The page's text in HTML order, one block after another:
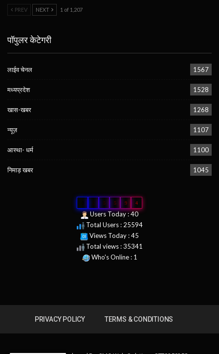
PREV NEXT 1 of 1,207
पॉपुलर केटेगरी
लाईव चेनल 1567
मध्यप्रदेश 1528
खास-खबर 1268
न्यूज़ 1107
आस्था- धर्म 1100
निमाड़ खबर 1045
5 5 9 4
Users Today : 40
Total Users : 25594
Views Today : 45
Total views : 35341
Who's Online : 1
PRIVACY POLICY TERMS & CONDITIONS